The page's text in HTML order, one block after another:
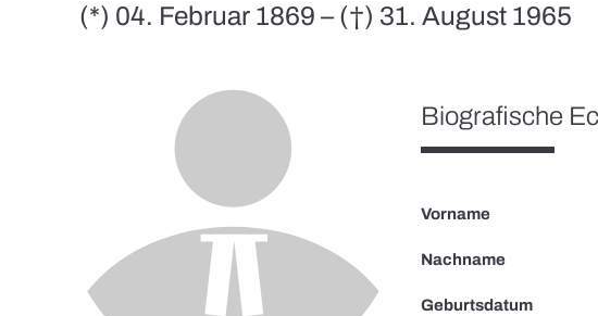
(*) 04. Februar 1869 – (†) 31. August 1965
Biografische
Vorname
Nachname
Geburtsdatum